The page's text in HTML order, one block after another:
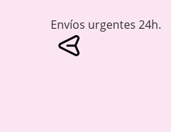
Envíos urgentes 24h.